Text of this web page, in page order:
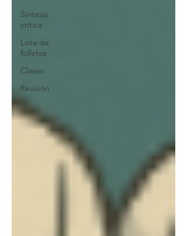
Síntesis
crítica
Lista de
folletos
Clases
Revisión